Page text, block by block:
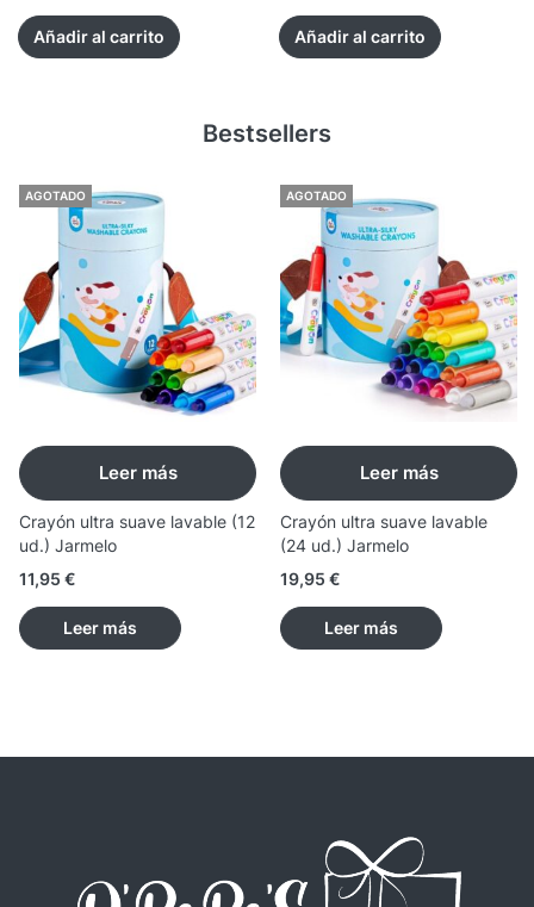
Añadir al carrito Añadir al carrito
Bestsellers
AGOTADO
Leer más
Crayón ultra suave lavable (12
ud.) Jarmelo
11,95 €
Leer más
AGOTADO
Leer más
Crayón ultra suave lavable
(24 ud.) Jarmelo
19,95 €
Leer más